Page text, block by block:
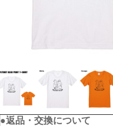
●返品・交換について